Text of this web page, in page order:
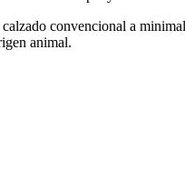
convencional a
animal.